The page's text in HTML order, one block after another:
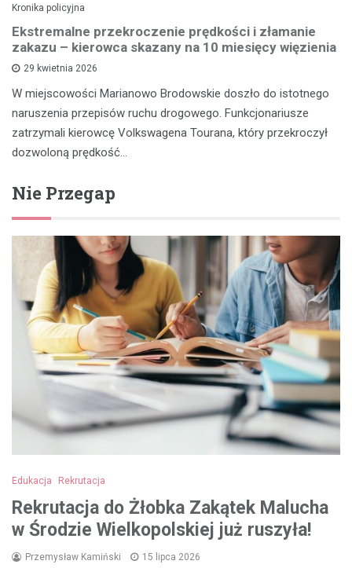
Kronika policyjna
Ekstremalne przekroczenie prędkości i złamanie
zakazu – kierowca skazany na 10 miesięcy więzienia
29 kwietnia 2026
W miejscowości Marianowo Brodowskie doszło do istotnego
naruszenia przepisów ruchu drogowego. Funkcjonariusze
zatrzymali kierowcę Volkswagena Tourana, który przekroczył
dozwoloną prędkość…
Nie Przegap
Edukacja Rekrutacja
Rekrutacja do Żłobka Zakątek Malucha
w Środzie Wielkopolskiej już ruszyła!
Przemysław Kamiński 15 lipca 2026